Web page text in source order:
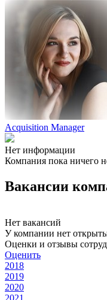
Acquisition Manager
Нет информации
Компания пока ничего
Вакансии
Нет вакансий
У компании нет
Оценки и отзывы
Оценить
2018
2019
2020
2021